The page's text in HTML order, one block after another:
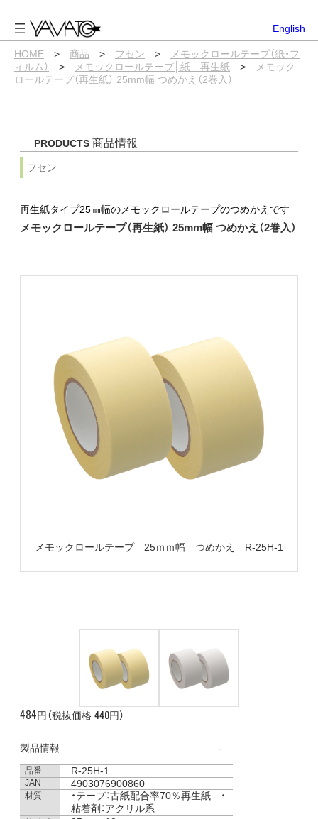
容
を
ス
キ
ッ
English
HOME > 商品 > フセン >
メモックロールテープ（紙・フ
ィルム）
> メモックロールテープ│紙 再生紙 >
メモック
ロールテープ（再生紙） 25mm幅 つめかえ（2巻入）
PRODUCTS 商品情報
フセン
再生紙タイプ25㎜幅のメモックロールテープのつめかえです
メモックロールテープ（再生紙） 25mm幅 つめかえ（2巻入）
メモックロールテープ 25ｍｍ幅 つめかえ R-25H-1
484円（税抜価格 440円）
製品情報
品番 R-25H-1
JAN 4903076900860
材質
・テープ：古紙配合率70％再生紙 ・
粘着剤：アクリル系